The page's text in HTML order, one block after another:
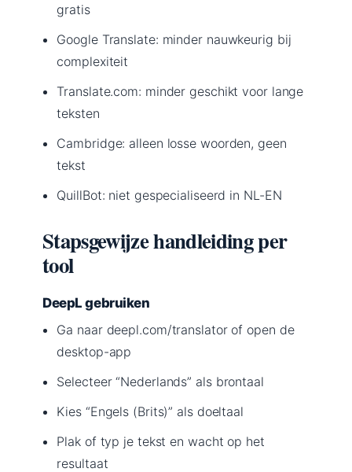
gratis
Google Translate: minder nauwkeurig bij
complexiteit
Translate.com: minder geschikt voor lange
teksten
Cambridge: alleen losse woorden, geen
tekst
QuillBot: niet gespecialiseerd in NL-EN
Stapsgewijze handleiding per
tool
DeepL gebruiken
Ga naar deepl.com/translator of open de
desktop-app
Selecteer “Nederlands” als brontaal
Kies “Engels (Brits)” als doeltaal
Plak of typ je tekst en wacht op het
resultaat